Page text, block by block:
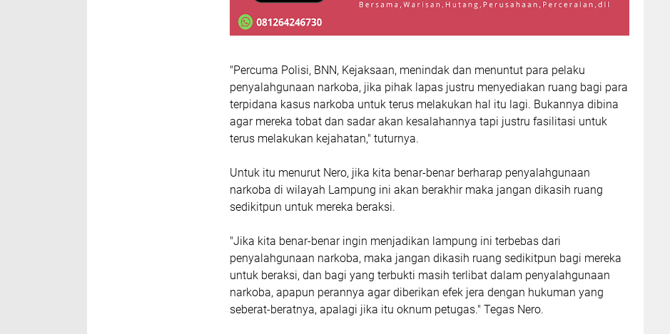
"Percuma Polisi, BNN, Kejaksaan, menindak dan menuntut para pelaku
penyalahgunaan narkoba, jika pihak lapas justru menyediakan ruang bagi para
terpidana kasus narkoba untuk terus melakukan hal itu lagi. Bukannya dibina
agar mereka tobat dan sadar akan kesalahannya tapi justru fasilitasi untuk
terus melakukan kejahatan," tuturnya.
Untuk itu menurut Nero, jika kita benar-benar berharap penyalahgunaan
narkoba di wilayah Lampung ini akan berakhir maka jangan dikasih ruang
sedikitpun untuk mereka beraksi.
"Jika kita benar-benar ingin menjadikan lampung ini terbebas dari
penyalahgunaan narkoba, maka jangan dikasih ruang sedikitpun bagi mereka
untuk beraksi, dan bagi yang terbukti masih terlibat dalam penyalahgunaan
narkoba, apapun perannya agar diberikan efek jera dengan hukuman yang
seberat-beratnya, apalagi jika itu oknum petugas." Tegas Nero.